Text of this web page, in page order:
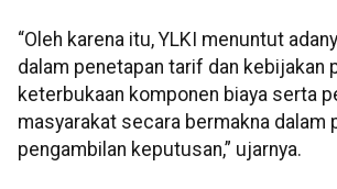
“Oleh karena itu, YLKI menuntut
dalam penetapan tarif dan kebijakan
keterbukaan komponen biaya serta
masyarakat secara bermakna dalam
pengambilan keputusan,” ujarnya.